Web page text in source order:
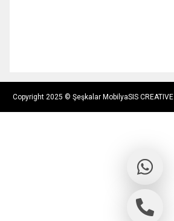
Copyright 2025 © Şeşkalar MobilyaSIS